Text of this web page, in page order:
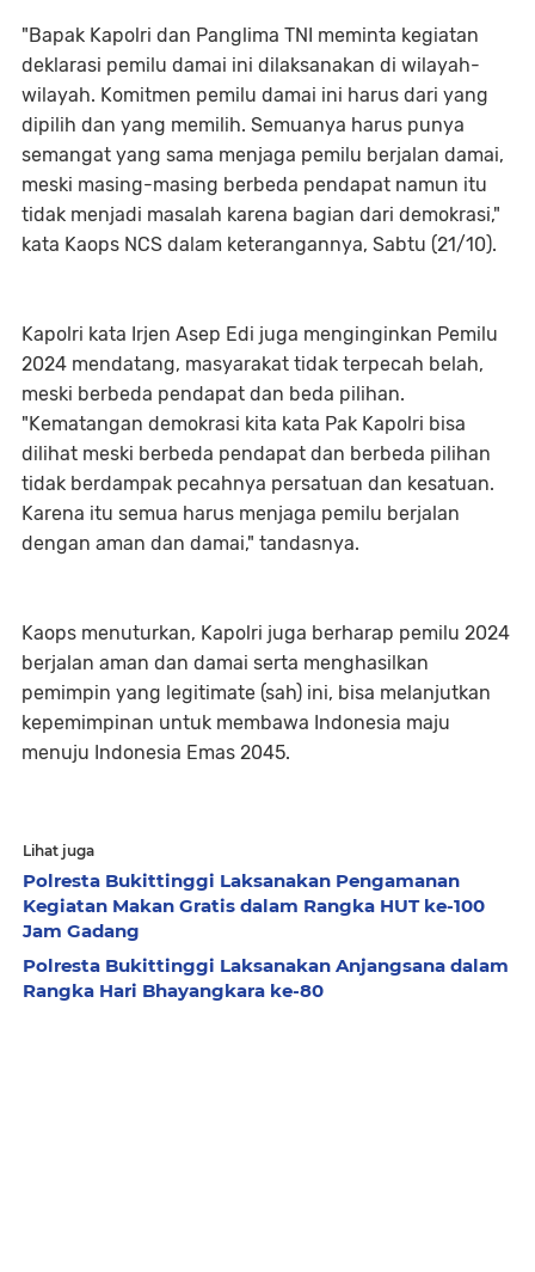
"Bapak Kapolri dan Panglima TNI meminta kegiatan
deklarasi pemilu damai ini dilaksanakan di wilayah-
wilayah. Komitmen pemilu damai ini harus dari yang
dipilih dan yang memilih. Semuanya harus punya
semangat yang sama menjaga pemilu berjalan damai,
meski masing-masing berbeda pendapat namun itu
tidak menjadi masalah karena bagian dari demokrasi,"
kata Kaops NCS dalam keterangannya, Sabtu (21/10).
Kapolri kata Irjen Asep Edi juga menginginkan Pemilu
2024 mendatang, masyarakat tidak terpecah belah,
meski berbeda pendapat dan beda pilihan.
"Kematangan demokrasi kita kata Pak Kapolri bisa
dilihat meski berbeda pendapat dan berbeda pilihan
tidak berdampak pecahnya persatuan dan kesatuan.
Karena itu semua harus menjaga pemilu berjalan
dengan aman dan damai," tandasnya.
Kaops menuturkan, Kapolri juga berharap pemilu 2024
berjalan aman dan damai serta menghasilkan
pemimpin yang legitimate (sah) ini, bisa melanjutkan
kepemimpinan untuk membawa Indonesia maju
menuju Indonesia Emas 2045.
Lihat juga
Polresta Bukittinggi Laksanakan Pengamanan
Kegiatan Makan Gratis dalam Rangka HUT ke-100
Jam Gadang
Polresta Bukittinggi Laksanakan Anjangsana dalam
Rangka Hari Bhayangkara ke-80